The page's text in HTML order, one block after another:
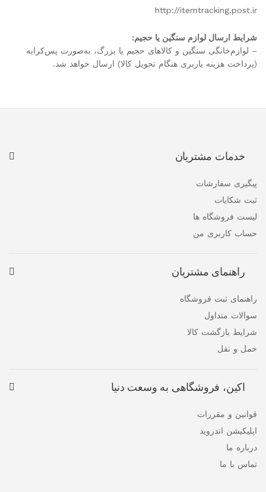
http://itemtracking.post.ir
شرایط ارسال لوازم سنگین یا حجیم:
– لوازم‌خانگی سنگین و کالاهای حجیم یا بزرگ، به‌صورت پس‌کرایه
(پرداخت هزینه باربری هنگام تحویل کالا) ارسال خواهد شد.
خدمات مشتریان
پیگیری سفارشات
ثبت شکایات
لیست فروشگاه ها
حساب کاربری من
راهنمای مشتریان
راهنمای ثبت فروشگاه
سوالات متداول
شرایط بازگشت کالا
حمل و نقل
اکین، فروشگاهی به وسعت دنیا
قوانین و مقررات
اپلیکیشن اندروید
درباره ما
تماس با ما